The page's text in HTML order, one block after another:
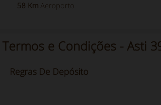
58 Km Aeroporto
Termos e Condições - Asti
Regras De Depósito